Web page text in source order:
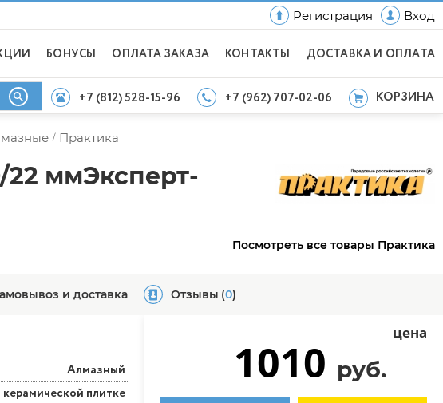
Регистрация Вход
БОНУСЫ ОПЛАТА ЗАКАЗА КОНТАКТЫ ДОСТАВКА И ОПЛАТА
+7 (812) 528-15-96 +7 (962) 707-02-06 КОРЗИНА
/ Практика
ммЭксперт-
Посмотреть все товары Практика
и доставка Отзывы (0)
Алмазный
плитке
цена
1010 руб.